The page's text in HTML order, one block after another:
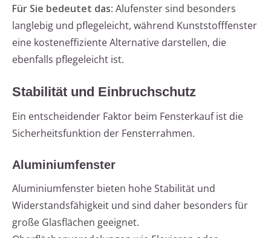
Für Sie bedeutet das: Alufenster sind besonders
langlebig und pflegeleicht, während Kunststofffenster
eine kosteneffiziente Alternative darstellen, die
ebenfalls pflegeleicht ist.
Stabilität und Einbruchschutz
Ein entscheidender Faktor beim Fensterkauf ist die
Sicherheitsfunktion der Fensterrahmen.
Aluminiumfenster
Aluminiumfenster bieten hohe Stabilität und
Widerstandsfähigkeit und sind daher besonders für
große Glasflächen geeignet.